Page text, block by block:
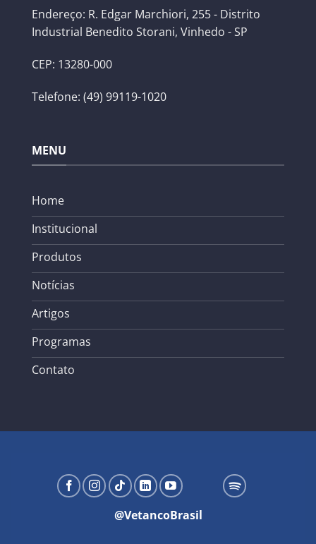
Endereço: R. Edgar Marchiori, 255 - Distrito
Industrial Benedito Storani, Vinhedo - SP
CEP: 13280-000
Telefone: (49) 99119-1020
MENU
Home
Institucional
Produtos
Notícias
Artigos
Programas
Contato
@VetancoBrasil